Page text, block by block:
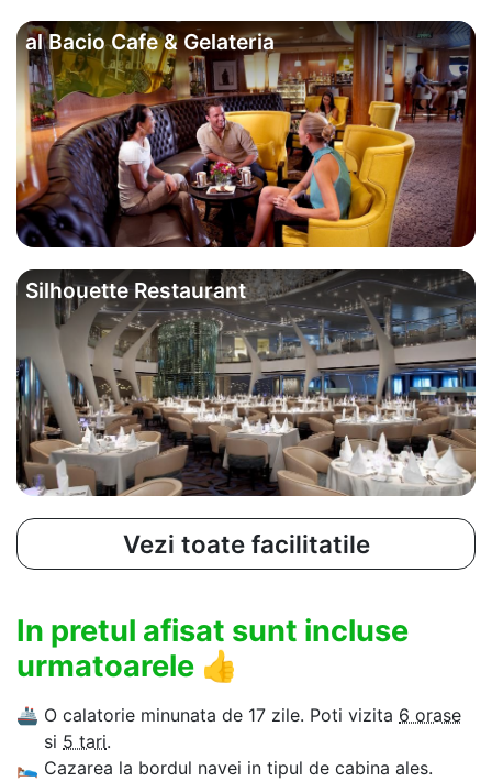
al Bacio Cafe & Gelateria
Silhouette Restaurant
Vezi toate facilitatile
In pretul afisat sunt incluse
urmatoarele 👍
🚢 O calatorie minunata de 17 zile. Poti vizita 6 orase
si 5 tari.
🛌 Cazarea la bordul navei in tipul de cabina ales.